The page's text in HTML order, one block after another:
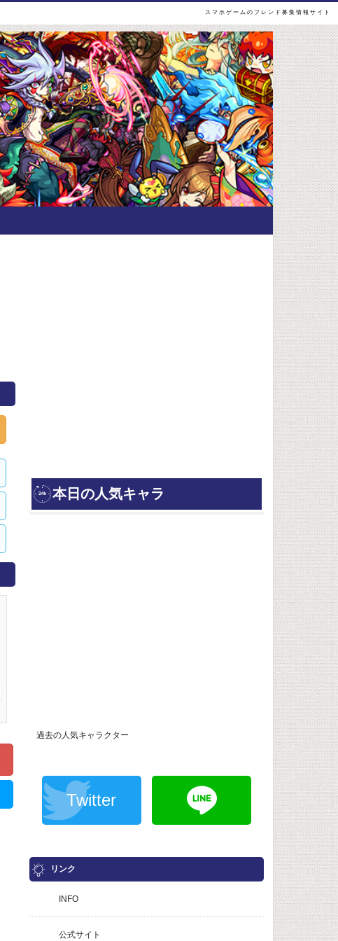
スマホゲームのフレンド募集情報サイト
過去の人気キャラクター
Twitter
リンク
INFO
公式サイト